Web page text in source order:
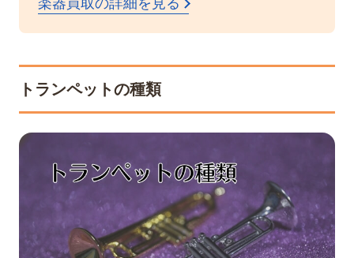
トランペットの種類